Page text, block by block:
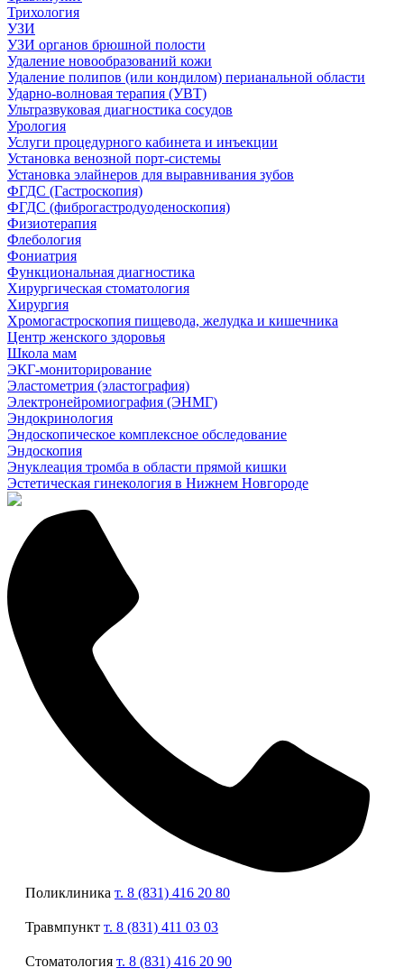
Трихология
УЗИ
УЗИ органов брюшной полости
Удаление новообразований кожи
Удаление полипов (или кондилом) перианальной области
Ударно-волновая терапия (УВТ)
Ультразвуковая диагностика сосудов
Урология
Услуги процедурного кабинета и инъекции
Установка венозной порт-системы
Установка элайнеров для выравнивания зубов
ФГДС (Гастроскопия)
ФГДС (фиброгастродуоденоскопия)
Физиотерапия
Флебология
Фониатрия
Функциональная диагностика
Хирургическая стоматология
Хирургия
Хромогастроскопия пищевода, желудка и кишечника
Центр женского здоровья
Школа мам
ЭКГ-мониторирование
Эластометрия (эластография)
Электронейромиография (ЭНМГ)
Эндокринология
Эндоскопическое комплексное обследование
Эндоскопия
Энуклеация тромба в области прямой кишки
Эстетическая гинекология в Нижнем Новгороде
Поликлиника т. 8 (831) 416 20 80
Травмпункт т. 8 (831) 411 03 03
Стоматология т. 8 (831) 416 20 90